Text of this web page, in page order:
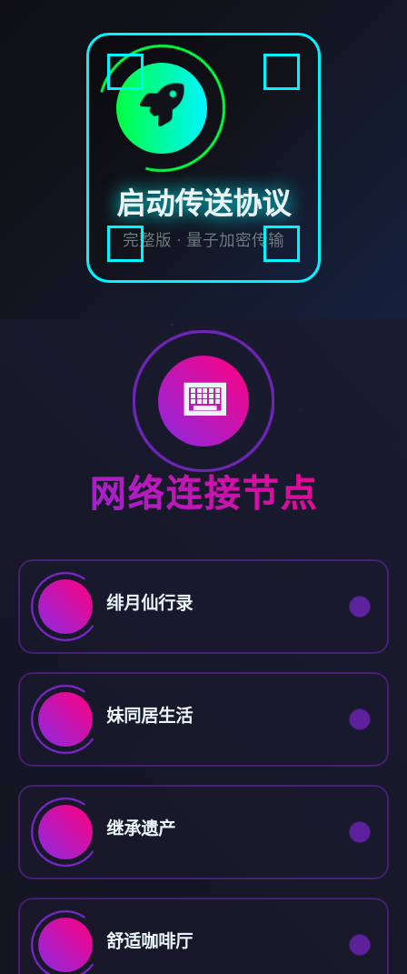
启动传送协议
完整版 · 量子加密传输
⌨️
网络连接节点
绯月仙行录
妹同居生活
继承遗产
舒适咖啡厅